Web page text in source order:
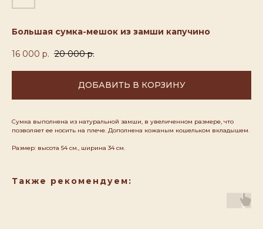
Большая сумка-мешок из замши капучино
16 000 р. 20 000 р.
ДОБАВИТЬ В КОРЗИНУ
Сумка выполнена из натуральной замши, в увеличенном размере, что
позволяет ее носить на плече. Дополнена кожаным кошельком вкладышем.
Размер: высота 54 см., ширина 34 см.
Также рекомендуем: